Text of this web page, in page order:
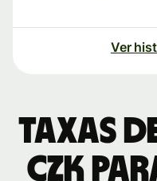
Ver
Taxas
CZK